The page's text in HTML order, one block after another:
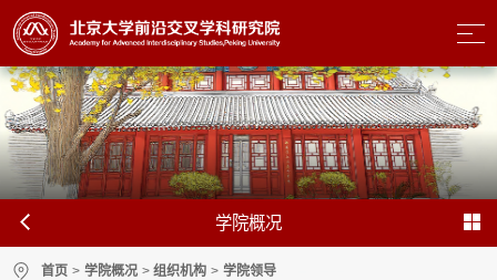
学院概况
首页 > 学院概况 > 组织机构 > 学院领导